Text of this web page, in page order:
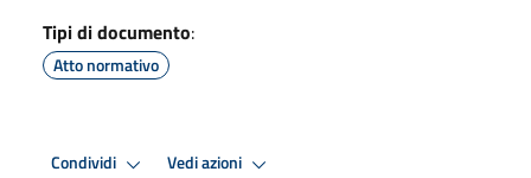
Tipi di documento:
Atto normativo
Condividi Vedi azioni